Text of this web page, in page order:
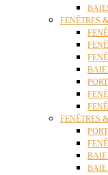
FENÊTRES
BAIE
FENÊTRES
BAIE
BAIE